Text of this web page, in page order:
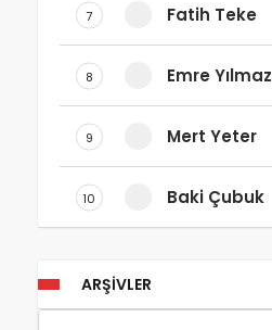
7 Fatih Teke
8 Emre Yılmaz
9 Mert Yeter
10 Baki Çubuk
ARŞIVLER